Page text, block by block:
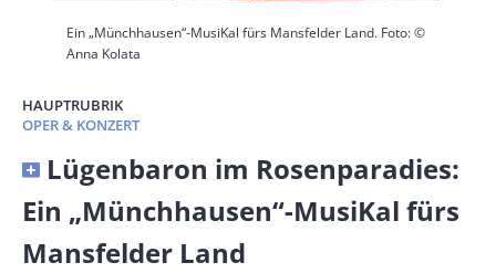
Ein „Münchhausen“-MusiKal fürs Mansfelder Land. Foto: ©
Anna Kolata
HAUPTRUBRIK
OPER & KONZERT
Banner
Size
Lügenbaron im Rosenparadies:
Ein „Münchhausen“-MusiKal fürs
Mansfelder Land